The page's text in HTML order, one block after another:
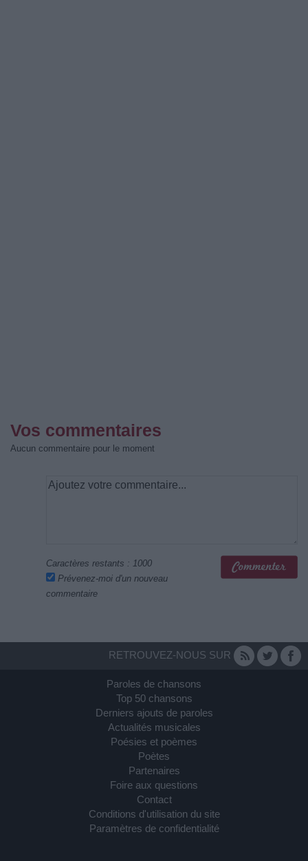
Vos commentaires
Aucun commentaire pour le moment
Caractères restants : 1000
Prévenez-moi d'un nouveau
commentaire
RETROUVEZ-NOUS SUR
Paroles de chansons
Top 50 chansons
Derniers ajouts de paroles
Actualités musicales
Poésies et poèmes
Poètes
Partenaires
Foire aux questions
Contact
Conditions d'utilisation du site
Paramètres de confidentialité